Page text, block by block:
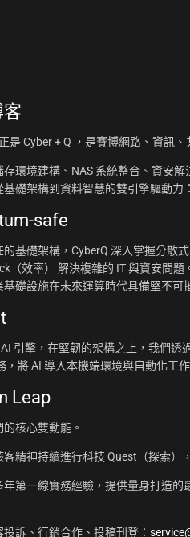
客
是 Cyber + Q ，是賽博網路、資訊
環境建構、NAS 系統整合、資安解
礎架構到資料智慧的雙引擎驅動力：
safe
基礎架構，CyberQ 深入掌握分散
（效率） 解決複雜的 IT 與資安問
礎設施在未來運算時代具備堅不可
引擎，在堅韌的架構之上，我們
，將 AI 導入本機端環境與自動化工
Leap
核心雙動能。
精神持續進行科技 Quest（探索）
第一線實務經驗，提供量身打造
訴、行銷合作、投稿刊登：